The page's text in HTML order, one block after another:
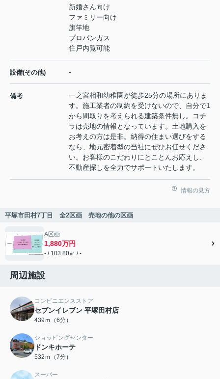
新婚さん向け
ファミリー向け
旗竿地
プロパンガス
住戸内覧可能
設備(その他) -
備考
一之宮相和幼稚園が徒歩25分の場所にありま
す。施工業者の制約を受けないので、自分で1
から間取りを考えられる建築条件無し。コチ
ラは売地の情報となっています。土地購入を
お考えの方は是非。納得の住まい選びをする
なら、地元密着型の当社にぜひお任せくださ
い。お客様のこだわりにとことんお応えし、
不動産探しを全力でサポートいたします。
情報の見方
平塚市田村7丁目 全2区画 売地の他の区画
A区画
1,880万円
- / 103.80㎡ / -
周辺施設
コンビニエンスストア
セブンイレブン 平塚田村店
439ｍ（6分）
ショッピングセンター
ドンキホーテ
532ｍ（7分）
スーパー